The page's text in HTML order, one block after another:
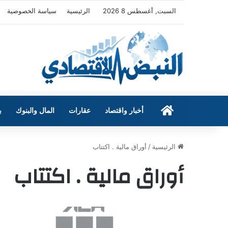
السبت, أغسطس 8 2026 الرئيسية سياسة الخصوصية
الرئيسيةأخبار واقتصاد عقارات المال والبنوك
الرئيسية / أوراق مالية . اكتتاب
أوراق مالية . اكتتاب